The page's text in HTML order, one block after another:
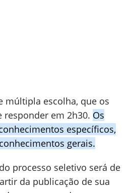
múltipla escolha, que os
responder em 2h30. Os
específicos,
gerais.
processo seletivo será de
da publicação de sua